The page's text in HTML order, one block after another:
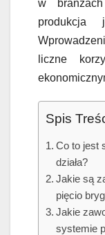
w branżach
produkcja
liczne
Spis
Co to jest
działa?
Jakie są
pięcio
Jakie
systemie